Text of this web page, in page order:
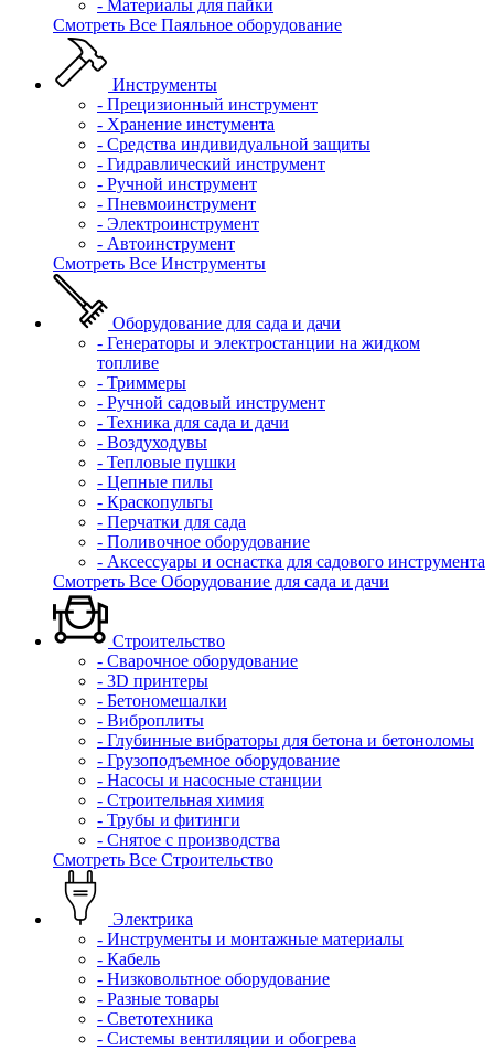
- Материалы для пайки
Смотреть Все Паяльное оборудование
Инструменты
- Прецизионный инструмент
- Хранение инстумента
- Средства индивидуальной защиты
- Гидравлический инструмент
- Ручной инструмент
- Пневмоинструмент
- Электроинструмент
- Автоинструмент
Смотреть Все Инструменты
Оборудование для сада и дачи
- Генераторы и электростанции на жидком
топливе
- Триммеры
- Ручной садовый инструмент
- Техника для сада и дачи
- Воздуходувы
- Тепловые пушки
- Цепные пилы
- Краскопульты
- Перчатки для сада
- Поливочное оборудование
- Аксессуары и оснастка для садового инструмента
Смотреть Все Оборудование для сада и дачи
Строительство
- Сварочное оборудование
- 3D принтеры
- Бетономешалки
- Виброплиты
- Глубинные вибраторы для бетона и бетоноломы
- Грузоподъемное оборудование
- Насосы и насосные станции
- Строительная химия
- Трубы и фитинги
- Снятое с производства
Смотреть Все Строительство
Электрика
- Инструменты и монтажные материалы
- Кабель
- Низковольтное оборудование
- Разные товары
- Светотехника
- Системы вентиляции и обогрева